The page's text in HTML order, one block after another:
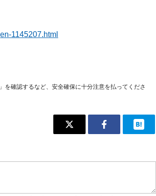
1145207.html
」を確認するなど、安全確保に十分注意を払ってくださ